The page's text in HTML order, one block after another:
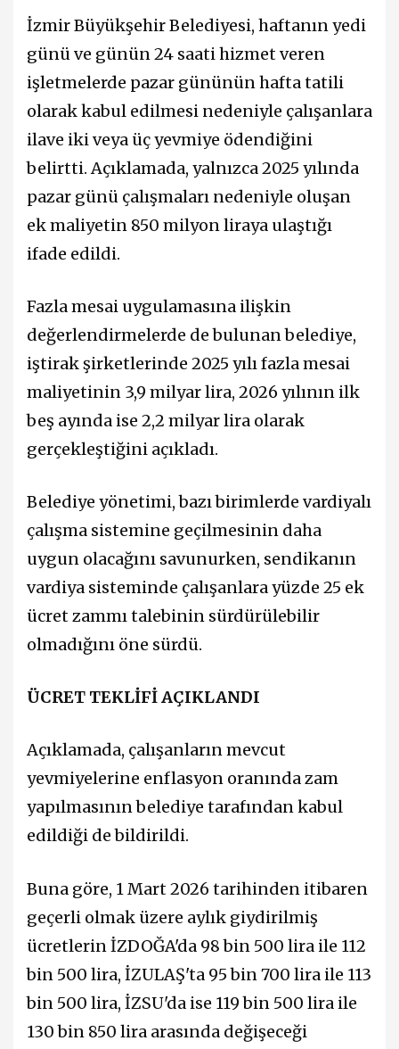
İzmir Büyükşehir Belediyesi, haftanın yedi
günü ve günün 24 saati hizmet veren
işletmelerde pazar gününün hafta tatili
olarak kabul edilmesi nedeniyle çalışanlara
ilave iki veya üç yevmiye ödendiğini
belirtti. Açıklamada, yalnızca 2025 yılında
pazar günü çalışmaları nedeniyle oluşan
ek maliyetin 850 milyon liraya ulaştığı
ifade edildi.
Fazla mesai uygulamasına ilişkin
değerlendirmelerde de bulunan belediye,
iştirak şirketlerinde 2025 yılı fazla mesai
maliyetinin 3,9 milyar lira, 2026 yılının ilk
beş ayında ise 2,2 milyar lira olarak
gerçekleştiğini açıkladı.
Belediye yönetimi, bazı birimlerde vardiyalı
çalışma sistemine geçilmesinin daha
uygun olacağını savunurken, sendikanın
vardiya sisteminde çalışanlara yüzde 25 ek
ücret zammı talebinin sürdürülebilir
olmadığını öne sürdü.
ÜCRET TEKLİFİ AÇIKLANDI
Açıklamada, çalışanların mevcut
yevmiyelerine enflasyon oranında zam
yapılmasının belediye tarafından kabul
edildiği de bildirildi.
Buna göre, 1 Mart 2026 tarihinden itibaren
geçerli olmak üzere aylık giydirilmiş
ücretlerin İZDOĞA'da 98 bin 500 lira ile 112
bin 500 lira, İZULAŞ'ta 95 bin 700 lira ile 113
bin 500 lira, İZSU'da ise 119 bin 500 lira ile
130 bin 850 lira arasında değişeceği